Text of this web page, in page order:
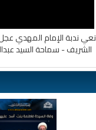
نعي ندبة الإمام المهدي
الشريف - سماحة السيد